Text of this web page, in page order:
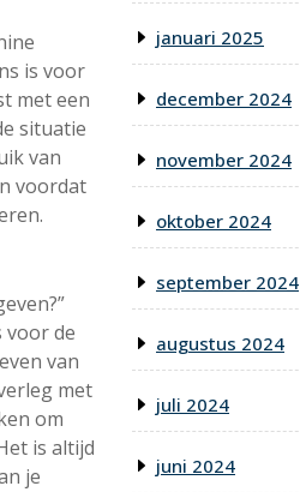
is voor
met een
situatie
van
voordat
voor de
van
met
om
is altijd
je
januari 2025
december 2024
november 2024
oktober 2024
september 2024
augustus 2024
juli 2024
juni 2024